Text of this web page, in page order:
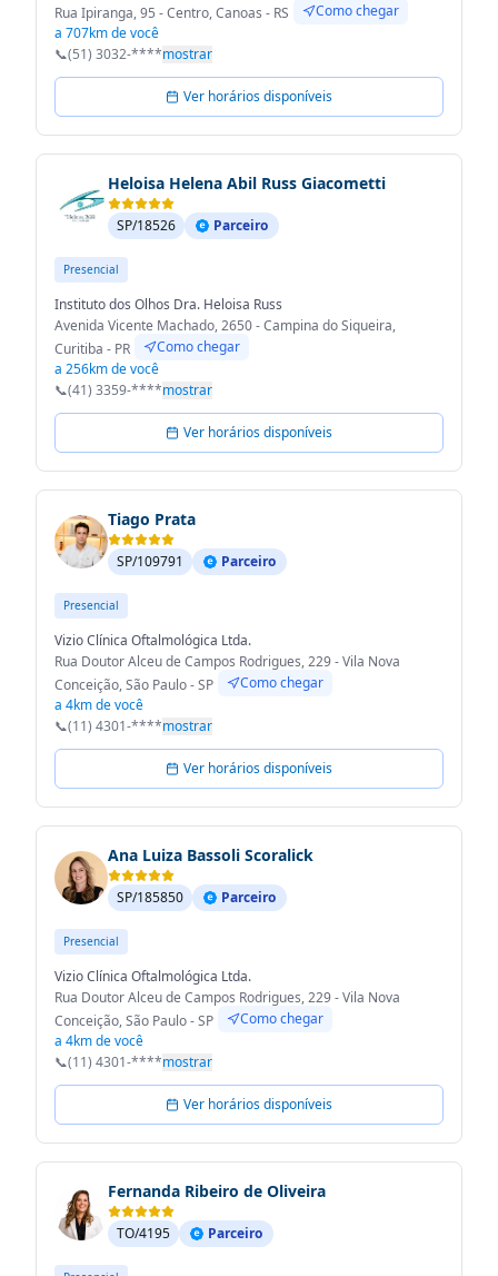
Rua Ipiranga, 95 - Centro, Canoas - RS
Como chegar
a 707km de você
📞(51) 3032-****mostrar
Ver horários disponíveis
Heloisa Helena Abil Russ Giacometti
SP/18526 Parceiro
Presencial
Instituto dos Olhos Dra. Heloisa Russ
Avenida Vicente Machado, 2650 - Campina do Siqueira,
Curitiba - PR
Como chegar
a 256km de você
📞(41) 3359-****mostrar
Ver horários disponíveis
Tiago Prata
SP/109791 Parceiro
Presencial
Vizio Clínica Oftalmológica Ltda.
Rua Doutor Alceu de Campos Rodrigues, 229 - Vila Nova
Conceição, São Paulo - SP
Como chegar
a 4km de você
📞(11) 4301-****mostrar
Ver horários disponíveis
Ana Luiza Bassoli Scoralick
SP/185850 Parceiro
Presencial
Vizio Clínica Oftalmológica Ltda.
Rua Doutor Alceu de Campos Rodrigues, 229 - Vila Nova
Conceição, São Paulo - SP
Como chegar
a 4km de você
📞(11) 4301-****mostrar
Ver horários disponíveis
Fernanda Ribeiro de Oliveira
TO/4195 Parceiro